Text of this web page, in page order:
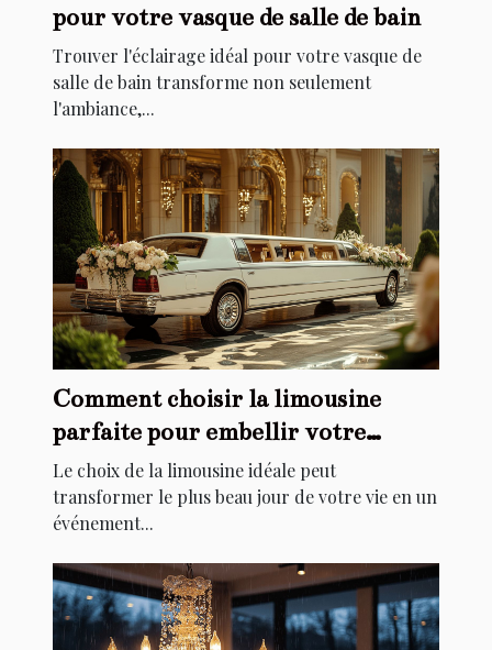
pour votre vasque de salle de bain
Trouver l'éclairage idéal pour votre vasque de
salle de bain transforme non seulement
l'ambiance,...
Comment choisir la limousine
parfaite pour embellir votre
mariage
Le choix de la limousine idéale peut
transformer le plus beau jour de votre vie en un
événement...